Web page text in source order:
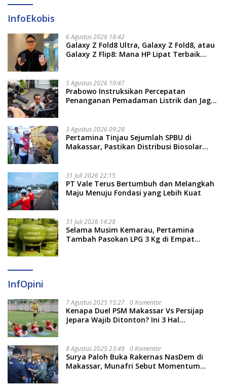
InfoEkobis
6 Agustus 2026 18:42
Galaxy Z Fold8 Ultra, Galaxy Z Fold8, atau
Galaxy Z Flip8: Mana HP Lipat Terbaik
5 Agustus 2026 10:47
Prabowo Instruksikan Percepatan
Penanganan Pemadaman Listrik dan Jaga
3 Agustus 2026 09:28
Pertamina Tinjau Sejumlah SPBU di
Makassar, Pastikan Distribusi Biosolar
31 Juli 2026 22:15
PT Vale Terus Bertumbuh dan Melangkah
Maju Menuju Fondasi yang Lebih Kuat
31 Juli 2026 14:28
Selama Musim Kemarau, Pertamina
Tambah Pasokan LPG 3 Kg di Empat
InfOpini
7 Agustus 2025 15:27 0 Komentar
Kenapa Duel PSM Makassar Vs Persijap
Jepara Wajib Ditonton? Ini 3 Hal
8 Agustus 2025 23:49 0 Komentar
Surya Paloh Buka Rakernas NasDem di
Makassar, Munafri Sebut Momentum